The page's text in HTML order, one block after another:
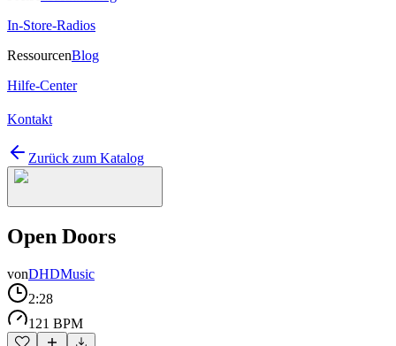
In-Store-Radios
RessourcenBlog
Hilfe-Center
Kontakt
Zurück zum Katalog
Open Doors
vonDHDMusic
2:28
121 BPM